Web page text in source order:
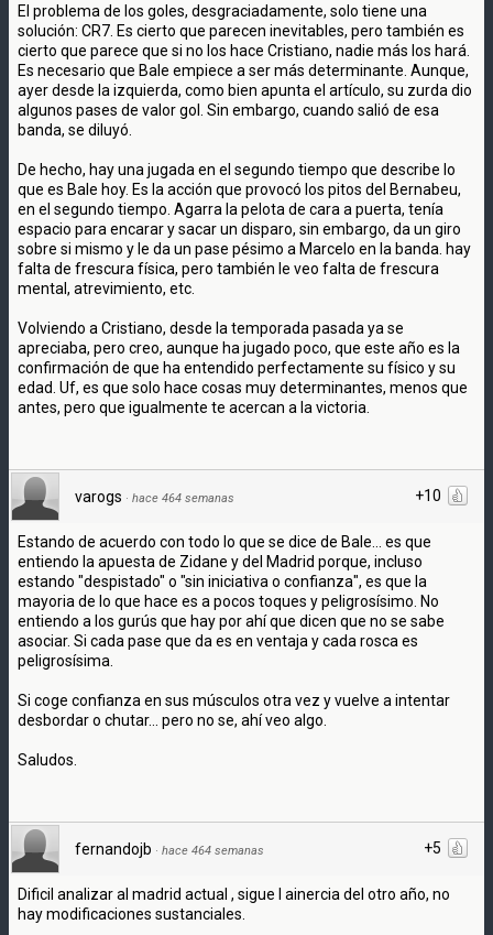
El problema de los goles, desgraciadamente, solo tiene una
solución: CR7. Es cierto que parecen inevitables, pero también es
cierto que parece que si no los hace Cristiano, nadie más los hará.
Es necesario que Bale empiece a ser más determinante. Aunque,
ayer desde la izquierda, como bien apunta el artículo, su zurda dio
algunos pases de valor gol. Sin embargo, cuando salió de esa
banda, se diluyó.
De hecho, hay una jugada en el segundo tiempo que describe lo
que es Bale hoy. Es la acción que provocó los pitos del Bernabeu,
en el segundo tiempo. Agarra la pelota de cara a puerta, tenía
espacio para encarar y sacar un disparo, sin embargo, da un giro
sobre si mismo y le da un pase pésimo a Marcelo en la banda. hay
falta de frescura física, pero también le veo falta de frescura
mental, atrevimiento, etc.
Volviendo a Cristiano, desde la temporada pasada ya se
apreciaba, pero creo, aunque ha jugado poco, que este año es la
confirmación de que ha entendido perfectamente su físico y su
edad. Uf, es que solo hace cosas muy determinantes, menos que
antes, pero que igualmente te acercan a la victoria.
+10
varogs · hace 464 semanas
Estando de acuerdo con todo lo que se dice de Bale... es que
entiendo la apuesta de Zidane y del Madrid porque, incluso
estando "despistado" o "sin iniciativa o confianza", es que la
mayoria de lo que hace es a pocos toques y peligrosísimo. No
entiendo a los gurús que hay por ahí que dicen que no se sabe
asociar. Si cada pase que da es en ventaja y cada rosca es
peligrosísima.
Si coge confianza en sus músculos otra vez y vuelve a intentar
desbordar o chutar... pero no se, ahí veo algo.
Saludos.
+5
fernandojb · hace 464 semanas
Dificil analizar al madrid actual , sigue l ainercia del otro año, no
hay modificaciones sustanciales.